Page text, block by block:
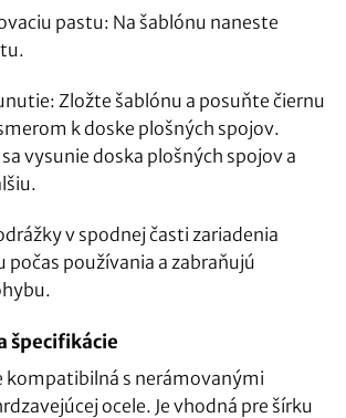
pastu: Na šablónu naneste
Zložte šablónu a posuňte čiernu
k doske plošných spojov.
vysunie doska plošných spojov a
v spodnej časti zariadenia
používania a zabraňujú
špecifikácie
kompatibilná s nerámovanými
ocele. Je vhodná pre šírku